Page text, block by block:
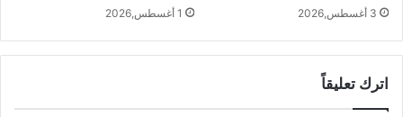
3 أغسطس,2026 1 أغسطس,2026
اترك تعليقاً